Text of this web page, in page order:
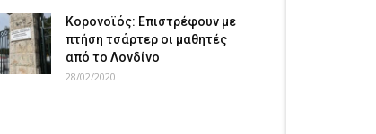
Κορονοϊός: Επιστρέφουν με
πτήση τσάρτερ οι μαθητές
από το Λονδίνο
28/02/2020